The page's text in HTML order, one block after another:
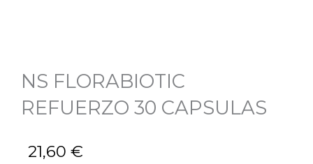
NS FLORABIOTIC
REFUERZO 30 CAPSULAS
21,60 €